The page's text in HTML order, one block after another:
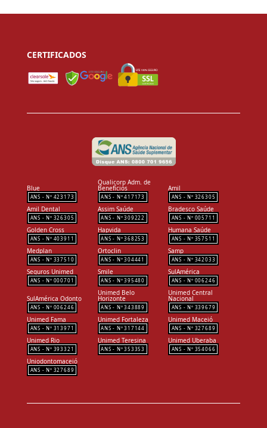
CERTIFICADOS
Blue
423173
Qualicorp Adm. de
Benefícios
417173
Amil
326305
Amil Dental
326305
Assim Saúde
309222
Bradesco Saúde
005711
Golden Cross
403911
Hapvida
368253
Humana Saúde
357511
Medplan
337510
Ortoclin
304441
Samp
342033
Seguros Unimed
000701
Smile
395480
SulAmérica
006246
SulAmérica Odonto
006246
Unimed Belo
Horizonte
343889
Unimed Central
Nacional
339679
Unimed Fama
313971
Unimed Fortaleza
317144
Unimed Maceió
327689
Unimed Rio
393321
Unimed Teresina
353353
Unimed Uberaba
354066
Uniodontomaceió
327689